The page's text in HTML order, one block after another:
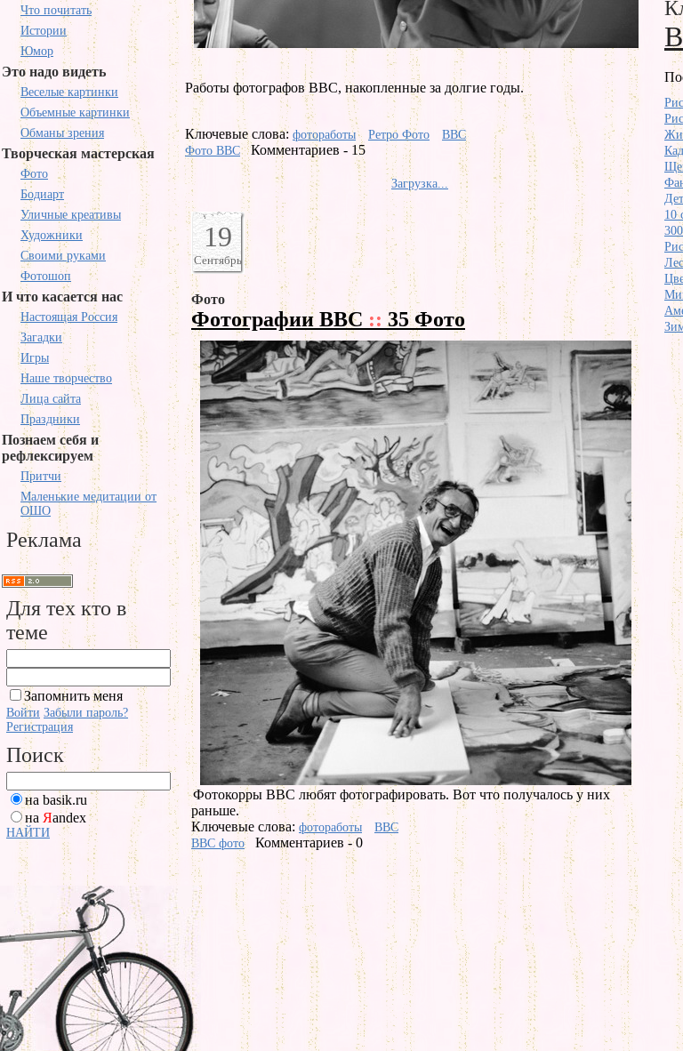
Что почитать
Истории
Юмор
Это надо видеть
Веселые картинки
Объемные картинки
Обманы зрения
Творческая мастерская
Фото
Бодиарт
Уличные креативы
Художники
Своими руками
Фотошоп
И что касается нас
Настоящая Россия
Загадки
Игры
Наше творчество
Лица сайта
Праздники
Познаем себя и
рефлексируем
Притчи
Маленькие медитации от
ОШО
Реклама
Для тех кто в
теме
Запомнить меня
Войти Забыли пароль?
Регистрация
Поиск
на basik.ru
на Яandex
НАЙТИ
Работы фотографов BBC, накопленные за долгие годы.
Ключевые слова: фотоработы Ретро Фото
BBC
Фото BBC
Комментариев - 15
Загрузка...
19
Сентябрь
Фото
Фотографии BBC :: 35 Фото
Фотокорры BBC любят фотографировать. Вот что получалось у них
раньше.
Ключевые слова: фотоработы
BBC
BBC фото
Комментариев - 0
10